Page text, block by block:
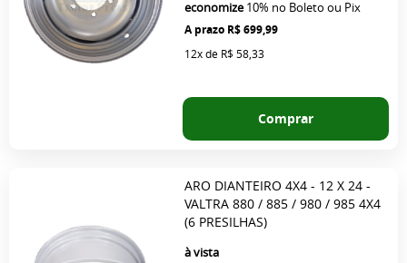
R$ 699,99
economize10% no Boleto ou Pix
12xde R$ 58,33
Comprar
ARO DIANTEIRO 4X4 - 12 X 24 -
VALTRA 880 / 885 / 980 / 985 4X4
(6 PRESILHAS)
à vista